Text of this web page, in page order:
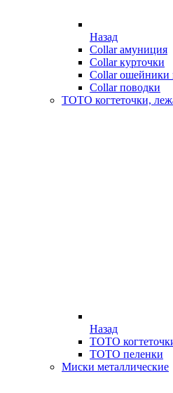
Назад
Collar амуниция
Collar курточки
Collar ошейники
Collar поводки
ТОТО когтеточки,
Назад
ТОТО
ТОТО пеленки
Миски металлические